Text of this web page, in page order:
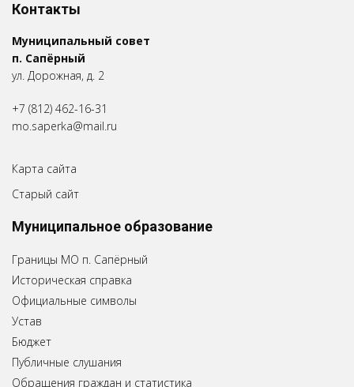
Контакты
Муниципальный совет
п. Сапёрный
ул. Дорожная, д. 2
+7 (812) 462-16-31
mo.saperka@mail.ru
Карта сайта
Старый сайт
Муниципальное образование
Границы МО п. Сапёрный
Историческая справка
Официальные символы
Устав
Бюджет
Публичные слушания
Обращения граждан и статистика